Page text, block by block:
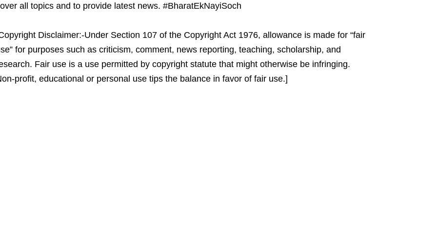
all topics and to provide latest news. #BharatEkNayiSoch
Disclaimer:-Under Section 107 of the Copyright Act 1976, allowance is made for “fair
for purposes such as criticism, comment, news reporting, teaching, scholarship, and
Fair use is a use permitted by copyright statute that might otherwise be infringing.
profit, educational or personal use tips the balance in favor of fair use.]